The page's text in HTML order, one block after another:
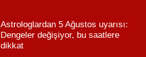
Astrologlardan 5 Ağustos uyarısı:
Dengeler değişiyor, bu saatlere
dikkat